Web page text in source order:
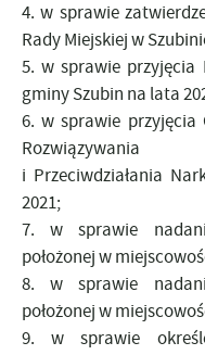
4. w sprawie
Rady Miejskiej w
5. w sprawie przyjęcia
gminy Szubin na lata
6. w sprawie przyjęcia
Rozwiązywania
i Przeciwdziałania
2021;
7. w sprawie
położonej w
8. w sprawie
położonej w
9. w sprawie